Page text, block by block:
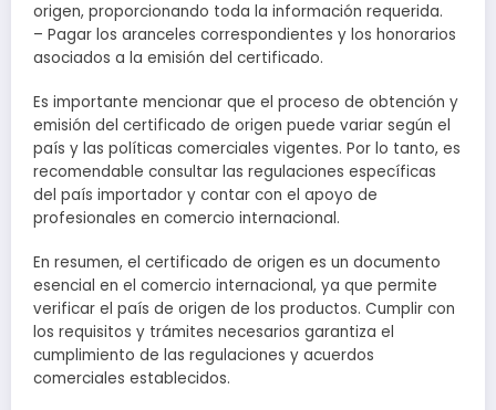
origen, proporcionando toda la información requerida.
– Pagar los aranceles correspondientes y los honorarios
asociados a la emisión del certificado.
Es importante mencionar que el proceso de obtención y
emisión del certificado de origen puede variar según el
país y las políticas comerciales vigentes. Por lo tanto, es
recomendable consultar las regulaciones específicas
del país importador y contar con el apoyo de
profesionales en comercio internacional.
En resumen, el certificado de origen es un documento
esencial en el comercio internacional, ya que permite
verificar el país de origen de los productos. Cumplir con
los requisitos y trámites necesarios garantiza el
cumplimiento de las regulaciones y acuerdos
comerciales establecidos.